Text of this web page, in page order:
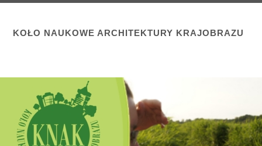
KOŁO NAUKOWE ARCHITEKTURY KRAJOBRAZU